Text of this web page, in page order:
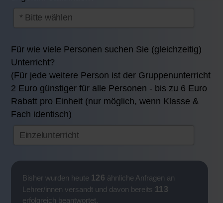
Für wie viele Personen suchen Sie (gleichzeitig)
Unterricht?
(Für jede weitere Person ist der Gruppenunterricht
2 Euro günstiger für alle Personen - bis zu 6 Euro
Rabatt pro Einheit (nur möglich, wenn Klasse &
Fach identisch)
Bisher wurden heute 126 ähnliche Anfragen an
Lehrer/innen versandt und davon bereits 113
erfolgreich beantwortet.